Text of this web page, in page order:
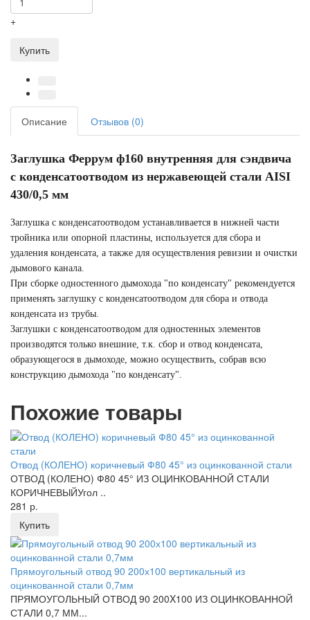
+
Купить
Описание Отзывов (0)
Заглушка Феррум ф160 внутренняя для сэндвича
с конденсатоотводом из нержавеющей стали AISI
430/0,5 мм
Заглушка с конденсатоотводом устанавливается в нижней части
тройника или опорной пластины, используется для сбора и
удаления конденсата, а также для осуществления ревизии и очистки
дымового канала.
При сборке одностенного дымохода "по конденсату" рекомендуется
применять заглушку с конденсатоотводом для сбора и отвода
конденсата из трубы.
Заглушки с конденсатоотводом для одностенных элементов
производятся только внешние, т.к. сбор и отвод конденсата,
образующегося в дымоходе, можно осуществить, собрав всю
конструкцию дымохода "по конденсату".
Похожие товары
Отвод (КОЛЕНО) коричневый Ф80 45° из оцинкованной стали
ОТВОД (КОЛЕНО) Ф80 45° ИЗ ОЦИНКОВАННОЙ СТАЛИ
КОРИЧНЕВЫЙУгол ..
281 р.
Купить
Прямоугольный отвод 90 200х100 вертикальный из
оцинкованной стали 0,7мм
ПРЯМОУГОЛЬНЫЙ ОТВОД 90 200X100 ИЗ ОЦИНКОВАННОЙ
СТАЛИ 0,7 ММ...